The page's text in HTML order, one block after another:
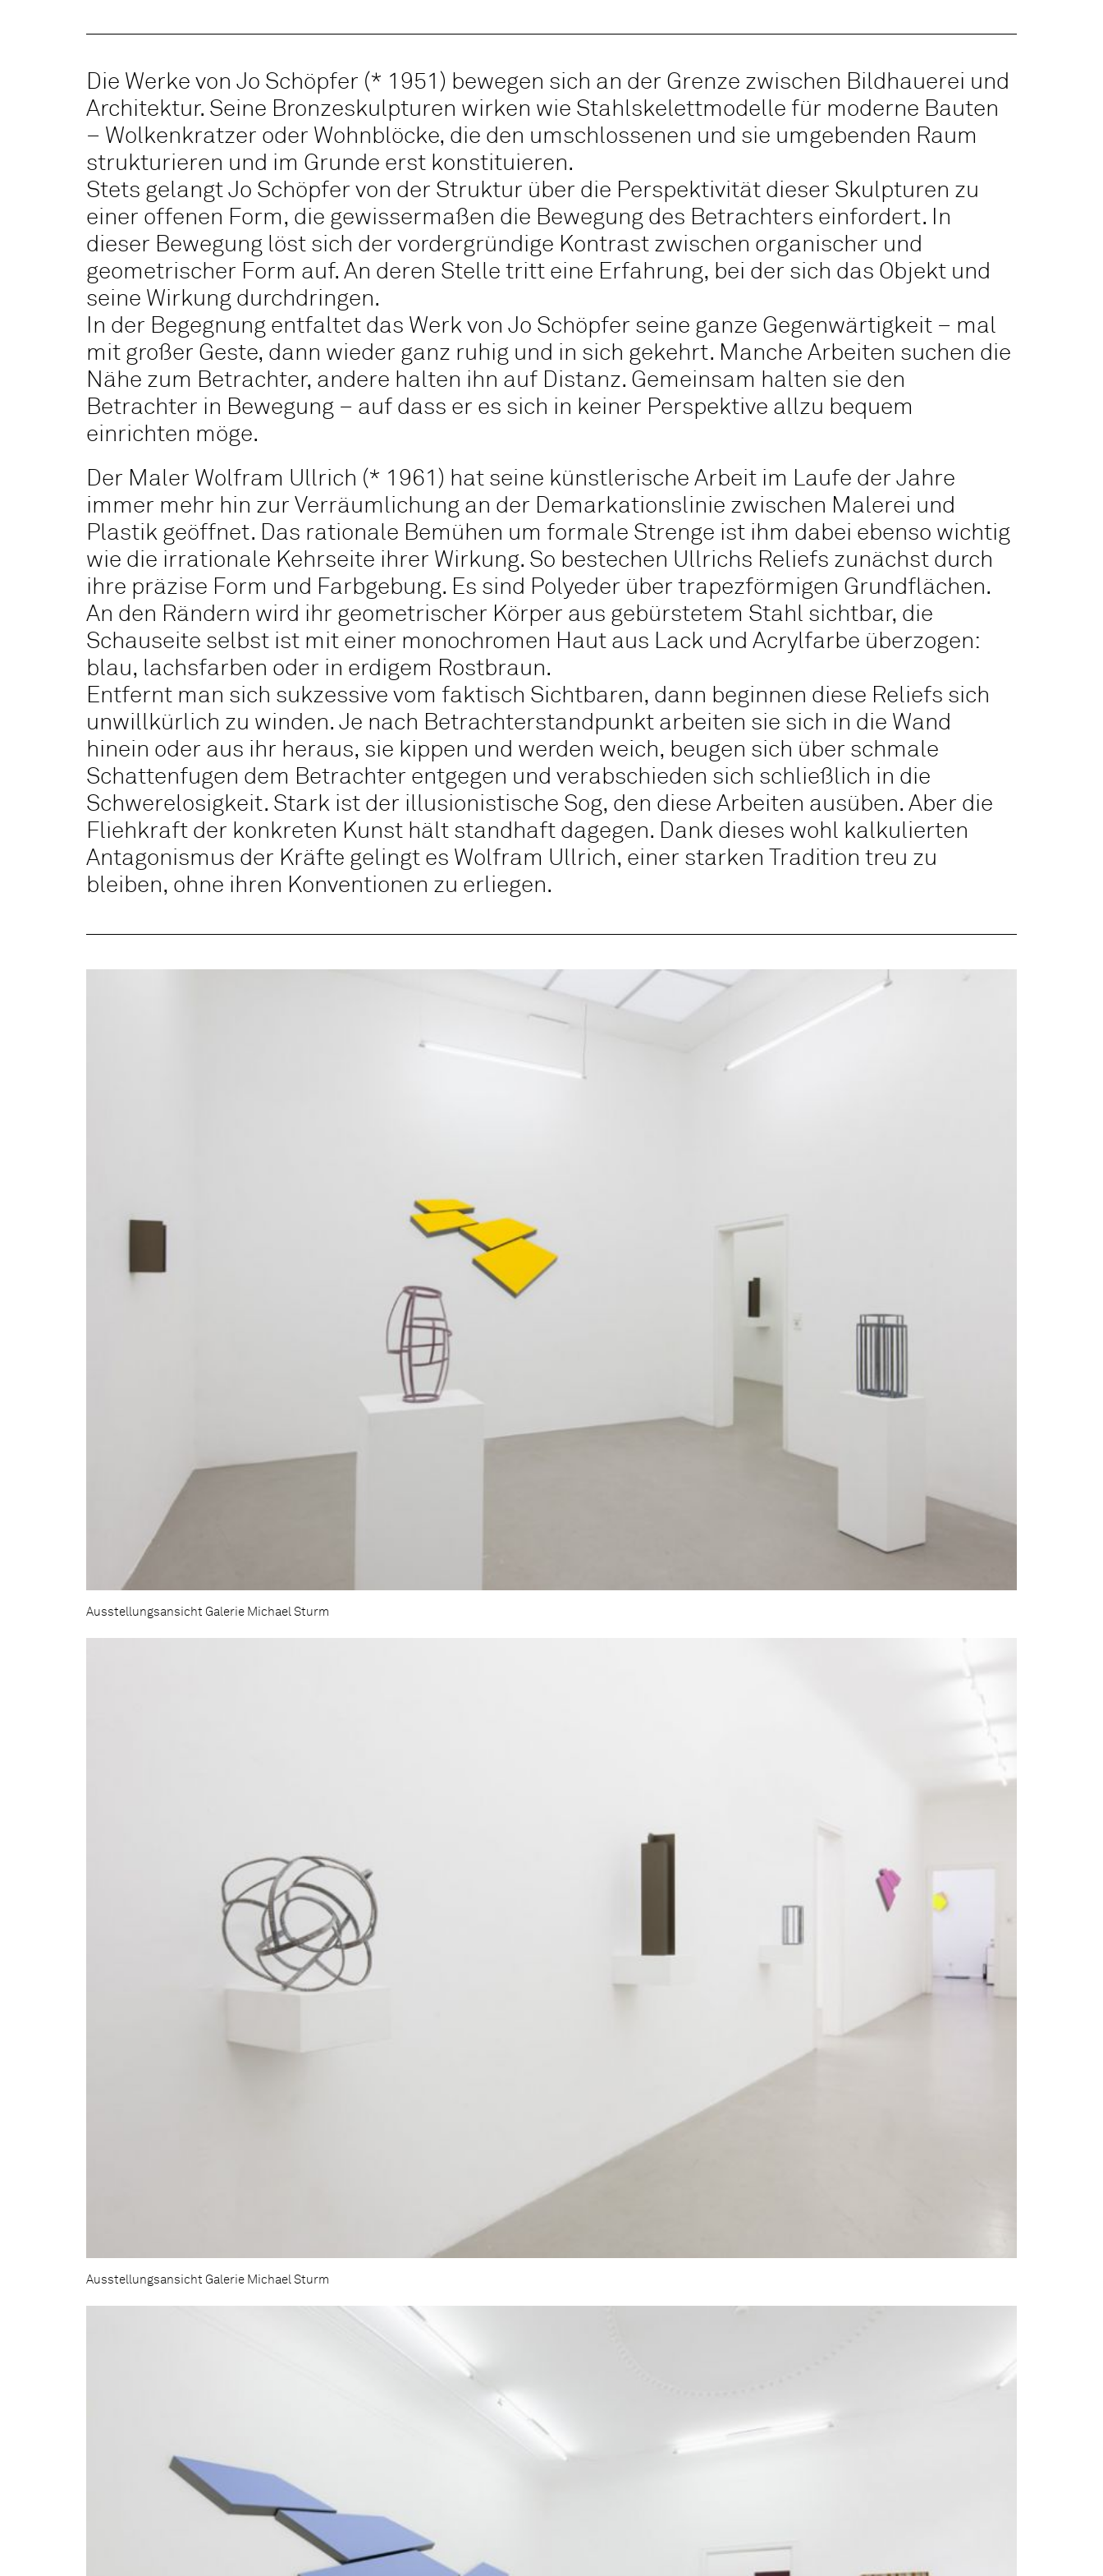
Die Werke von Jo Schöpfer (* 1951) bewegen sich an der Grenze zwischen Bildhauerei und
Architektur. Seine Bronzeskulpturen wirken wie Stahlskelettmodelle für moderne Bauten
– Wolkenkratzer oder Wohnblöcke, die den umschlossenen und sie umgebenden Raum
strukturieren und im Grunde erst konstituieren.
Stets gelangt Jo Schöpfer von der Struktur über die Perspektivität dieser Skulpturen zu
einer offenen Form, die gewissermaßen die Bewegung des Betrachters einfordert. In
dieser Bewegung löst sich der vordergründige Kontrast zwischen organischer und
geometrischer Form auf. An deren Stelle tritt eine Erfahrung, bei der sich das Objekt und
seine Wirkung durchdringen.
In der Begegnung entfaltet das Werk von Jo Schöpfer seine ganze Gegenwärtigkeit – mal
mit großer Geste, dann wieder ganz ruhig und in sich gekehrt. Manche Arbeiten suchen die
Nähe zum Betrachter, andere halten ihn auf Distanz. Gemeinsam halten sie den
Betrachter in Bewegung – auf dass er es sich in keiner Perspektive allzu bequem
einrichten möge.
Der Maler Wolfram Ullrich (* 1961) hat seine künstlerische Arbeit im Laufe der Jahre
immer mehr hin zur Verräumlichung an der Demarkationslinie zwischen Malerei und
Plastik geöffnet. Das rationale Bemühen um formale Strenge ist ihm dabei ebenso wichtig
wie die irrationale Kehrseite ihrer Wirkung. So bestechen Ullrichs Reliefs zunächst durch
ihre präzise Form und Farbgebung. Es sind Polyeder über trapezförmigen Grundflächen.
An den Rändern wird ihr geometrischer Körper aus gebürstetem Stahl sichtbar, die
Schauseite selbst ist mit einer monochromen Haut aus Lack und Acrylfarbe überzogen:
blau, lachsfarben oder in erdigem Rostbraun.
Entfernt man sich sukzessive vom faktisch Sichtbaren, dann beginnen diese Reliefs sich
unwillkürlich zu winden. Je nach Betrachterstandpunkt arbeiten sie sich in die Wand
hinein oder aus ihr heraus, sie kippen und werden weich, beugen sich über schmale
Schattenfugen dem Betrachter entgegen und verabschieden sich schließlich in die
Schwerelosigkeit. Stark ist der illusionistische Sog, den diese Arbeiten ausüben. Aber die
Fliehkraft der konkreten Kunst hält standhaft dagegen. Dank dieses wohl kalkulierten
Antagonismus der Kräfte gelingt es Wolfram Ullrich, einer starken Tradition treu zu
bleiben, ohne ihren Konventionen zu erliegen.
Ausstellungsansicht Galerie Michael Sturm
Ausstellungsansicht Galerie Michael Sturm